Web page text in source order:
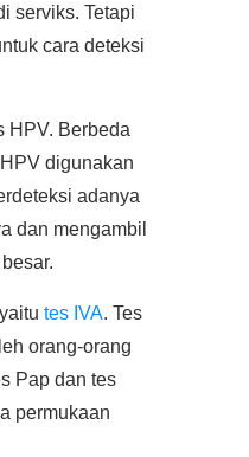
serviks. Tetapi
cara deteksi
HPV. Berbeda
digunakan
adanya
dan mengambil
tes IVA. Tes
orang-orang
Pap dan tes
permukaan